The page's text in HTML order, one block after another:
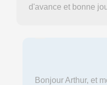
d'avance et bonne
Bonjour Arthur, et